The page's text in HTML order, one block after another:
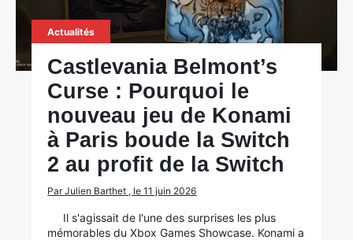
Actualités
Castlevania Belmont’s
Curse : Pourquoi le
nouveau jeu de Konami
à Paris boude la Switch
2 au profit de la Switch
Par Julien Barthet , le 11 juin 2026
Il s'agissait de l'une des surprises les plus
mémorables du Xbox Games Showcase. Konami a